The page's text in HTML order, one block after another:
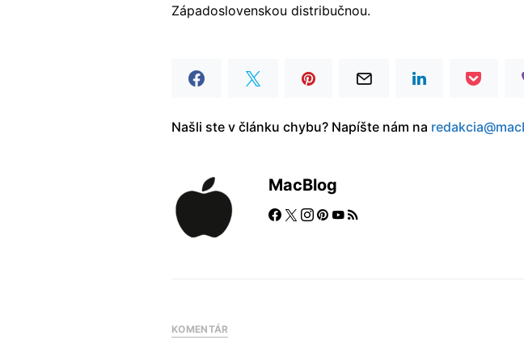
Západoslovenskou distribučnou.
Našli ste v článku chybu? Napíšte nám na
MacBlog
KOMENTÁR